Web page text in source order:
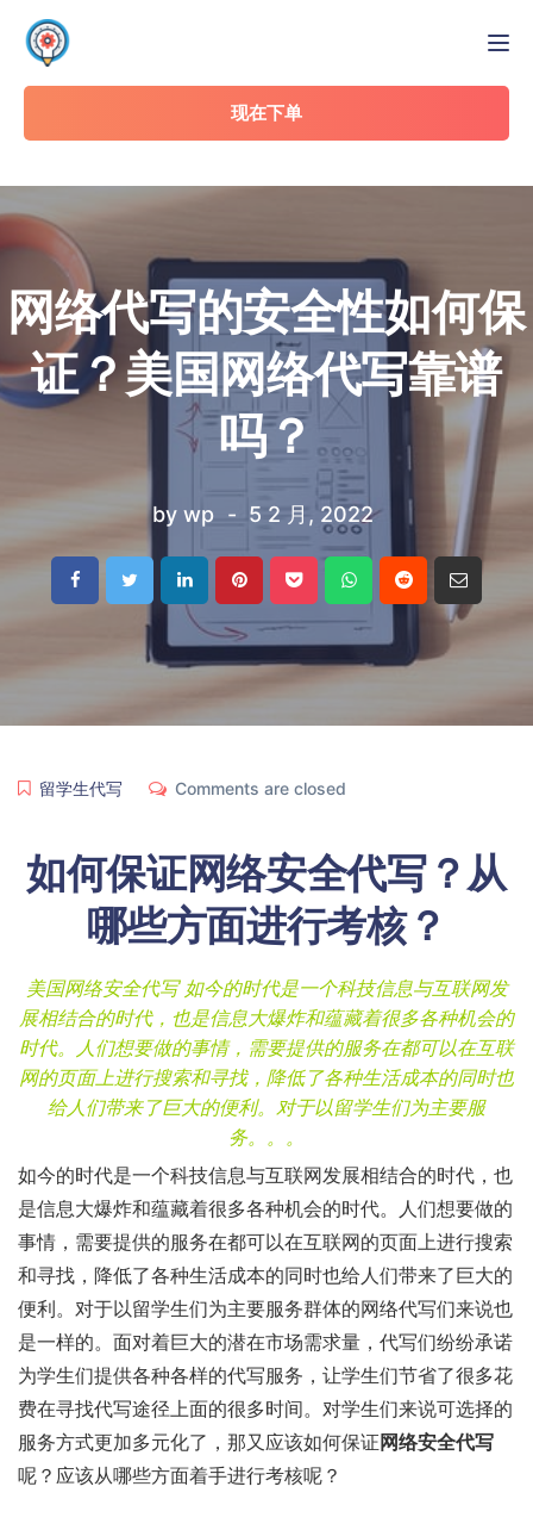
现在下单
网络代写的安全性如何保
证？美国网络代写靠谱
吗？
by wp 5 2 月, 2022
留学生代写 Comments are closed
如何保证网络安全代写？从
哪些方面进行考核？
美国网络安全代写 如今的时代是一个科技信息与互联网发
展相结合的时代，也是信息大爆炸和蕴藏着很多各种机会的
时代。人们想要做的事情，需要提供的服务在都可以在互联
网的页面上进行搜索和寻找，降低了各种生活成本的同时也
给人们带来了巨大的便利。对于以留学生们为主要服
务。。。
如今的时代是一个科技信息与互联网发展相结合的时代，也
是信息大爆炸和蕴藏着很多各种机会的时代。人们想要做的
事情，需要提供的服务在都可以在互联网的页面上进行搜索
和寻找，降低了各种生活成本的同时也给人们带来了巨大的
便利。对于以留学生们为主要服务群体的网络代写们来说也
是一样的。面对着巨大的潜在市场需求量，代写们纷纷承诺
为学生们提供各种各样的代写服务，让学生们节省了很多花
费在寻找代写途径上面的很多时间。对学生们来说可选择的
服务方式更加多元化了，那又应该如何保证 网络安全代写
呢？应该从哪些方面着手进行考核呢？